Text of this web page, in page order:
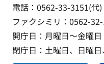
電話：0562-33-3151(代)
ファクシミリ：0562-
開庁日：月曜日～金曜
閉庁日：土曜日、日曜